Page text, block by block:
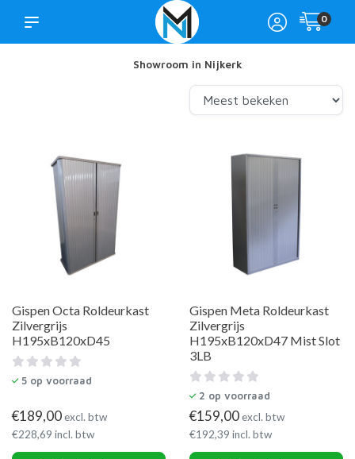
0
Showroom in Nijkerk
Gispen Octa Roldeurkast
Zilvergrijs
H195xB120xD45
5 op voorraad
€189,00excl. btw
€228,69 incl. btw
Gispen Meta Roldeurkast
Zilvergrijs
H195xB120xD47 Mist Slot
3LB
2 op voorraad
€159,00excl. btw
€192,39 incl. btw